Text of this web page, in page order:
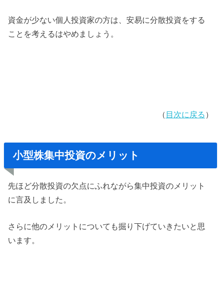
資金が少ない個人投資家の方は、安易に分散投資をする
ことを考えるはやめましょう。
（ 目次に戻る ）
小型株集中投資のメリット
先ほど分散投資の欠点にふれながら集中投資のメリット
に言及しました。
さらに他のメリットについても掘り下げていきたいと思
います。